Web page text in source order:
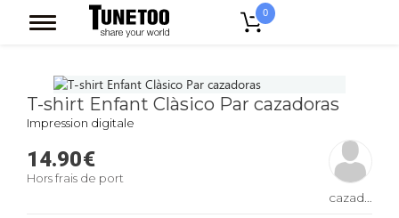
0
T-shirt Enfant Clàsico Par cazadoras
T-shirt Enfant Clàsico Par cazadoras
Impression digitale
14.90€
Hors frais de port
cazadoras